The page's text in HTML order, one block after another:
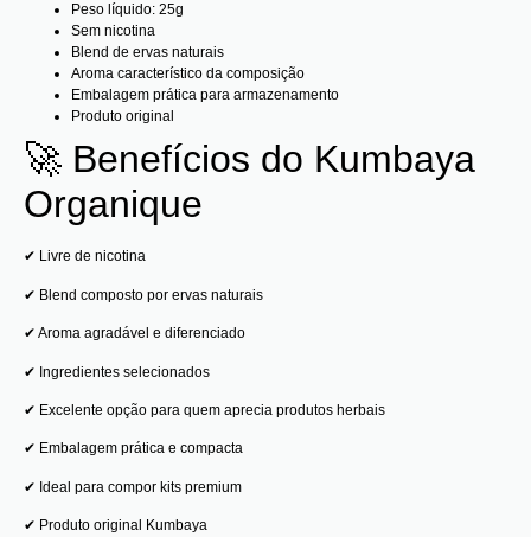
Peso líquido: 25g
Sem nicotina
Blend de ervas naturais
Aroma característico da composição
Embalagem prática para armazenamento
Produto original
🚀 Benefícios do Kumbaya
Organique
✔ Livre de nicotina
✔ Blend composto por ervas naturais
✔ Aroma agradável e diferenciado
✔ Ingredientes selecionados
✔ Excelente opção para quem aprecia produtos herbais
✔ Embalagem prática e compacta
✔ Ideal para compor kits premium
✔ Produto original Kumbaya